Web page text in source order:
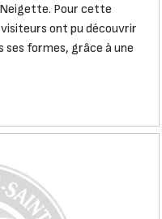
Pour cette
ont pu découvrir
ses formes, grâce à une